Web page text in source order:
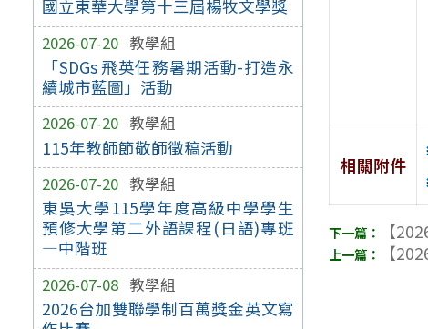
國立東華大學第十三屆楊牧文學獎
2026-07-20 教學組
「SDGs 飛英任務暑期活動-打造永
續城市藍圖」活動
2026-07-20 教學組
115年教師節敬師徵稿活動
2026-07-20 教學組
東吳大學115學年度高級中學學生
預修大學第二外語課程(日語)專班
—中階班
2026-07-08 教學組
2026台加雙聯學制百萬獎金英文寫
相關附件
【
【